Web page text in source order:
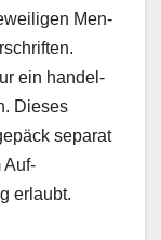
Men­
ein han­del­
Dieses
sep­a­rat
Auf­
erlaubt.